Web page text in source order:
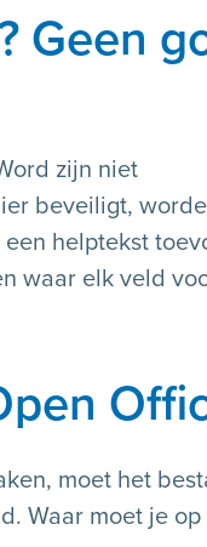
Geen
zijn niet
beveiligt,
helptekst
waar elk veld
moet het
Waar moet je